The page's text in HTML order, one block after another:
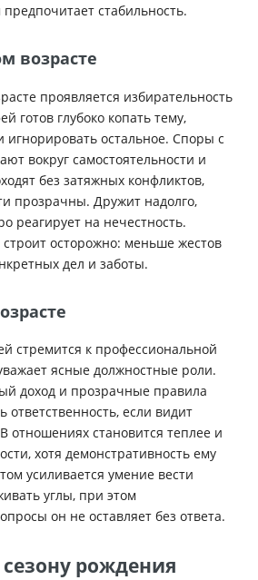
стабильность.
возрасте
проявляется избирательность
готов глубоко копать тему,
игнорировать остальное. Споры с
вокруг самостоятельности и
без затяжных конфликтов,
прозрачны. Дружит надолго,
реагирует на нечестность.
осторожно: меньше жестов
дел и заботы.
стремится к профессиональной
ясные должностные роли.
доход и прозрачные правила
ответственность, если видит
отношениях становится теплее и
хотя демонстративность ему
усиливается умение вести
углы, при этом
он не оставляет без ответа.
рождения